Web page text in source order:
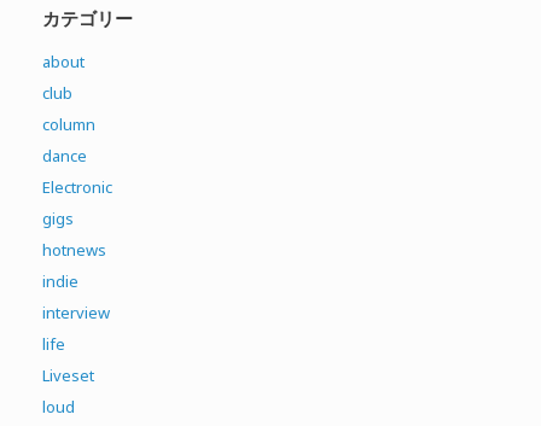
カテゴリー
about
club
column
dance
Electronic
gigs
hotnews
indie
interview
life
Liveset
loud